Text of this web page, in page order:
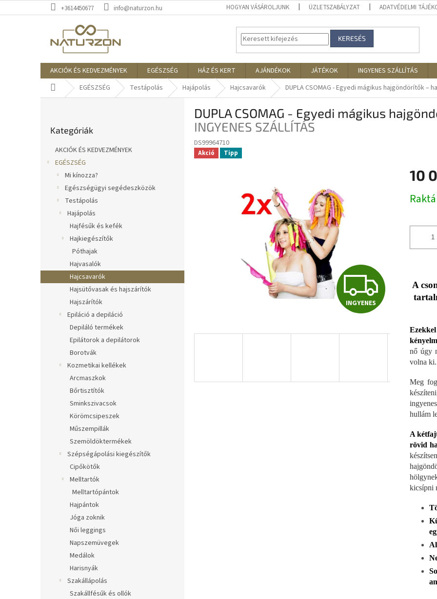
a
+3614450677 info@naturzon.hu HOGYAN VÁSÁROLJUNK ÜZLETSZABÁLYZAT ADATVÉDELMI
KERESÉS
AKCIÓK ÉS KEDVEZMÉNYEK EGÉSZSÉG HÁZ ÉS KERT AJÁNDÉKOK JÁTÉKOK
INGYENES SZÁLLÍTÁS
KezdőlapEGÉSZSÉG Testápolás Hajápolás Hajcsavarók DUPLA CSOMAG - Egyedi mágikus hajgöndörítők –
átugrása
Kategóriák
AKCIÓK ÉS KEDVEZMÉNYEK
EGÉSZSÉG
Mi kínozza?
Egészségügyi segédeszközök
Testápolás
Hajápolás
Hajfésűk és kefék
Hajkiegészítők
Póthajak
Hajvasalók
Hajcsavarók
Hajsütővasak és hajszárítók
Hajszárítók
Epiláció a depiláció
Depiláló termékek
Epilátorok a depilátorok
Borotvák
Kozmetikai kellékek
Arcmaszkok
Bőrtisztítók
Sminkszivacsok
Körömcsipeszek
Műszempillák
Szemöldöktermékek
Szépségápolási kiegészítők
Cipőkötők
Melltartók
Melltartópántok
Hajpántok
Jóga zoknik
Női leggings
Napszemüvegek
Medálok
Harisnyák
Szakállápolás
Szakállfésűk és ollók
DUPLA CSOMAG - Egyedi mágikus
INGYENES SZÁLLÍTÁS
DS99964710
Akció Tipp
I
N
Y
INGYENES
10
A
nő úgy
volna ki.
Meg
hullám
A
rövid
kicsípni